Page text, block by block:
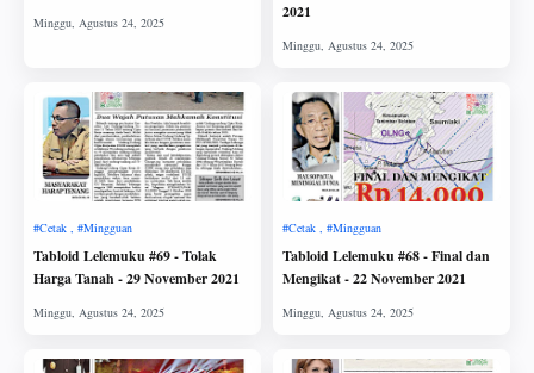
2021
Tabloid Lelemuku #69 - Tolak
Harga Tanah - 29 November 2021
Tabloid Lelemuku #68 - Final dan
Mengikat - 22 November 2021